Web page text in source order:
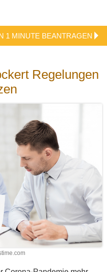
1 MINUTE BEANTRAGEN
Regelungen